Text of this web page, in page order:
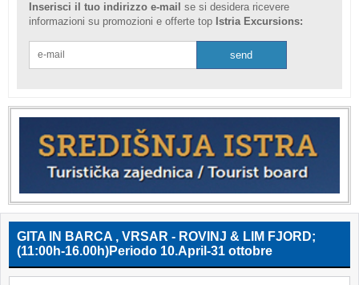
Inserisci il tuo indirizzo e-mail se si desidera ricevere
informazioni su promozioni e offerte top Istria Excursions:
GITA IN BARCA , VRSAR - ROVINJ & LIM FJORD;
(11:00h-16.00h)Periodo 10.April-31 ottobre